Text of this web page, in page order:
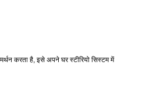
करता है, इसे अपने घर स्टीरियो सिस्टम में